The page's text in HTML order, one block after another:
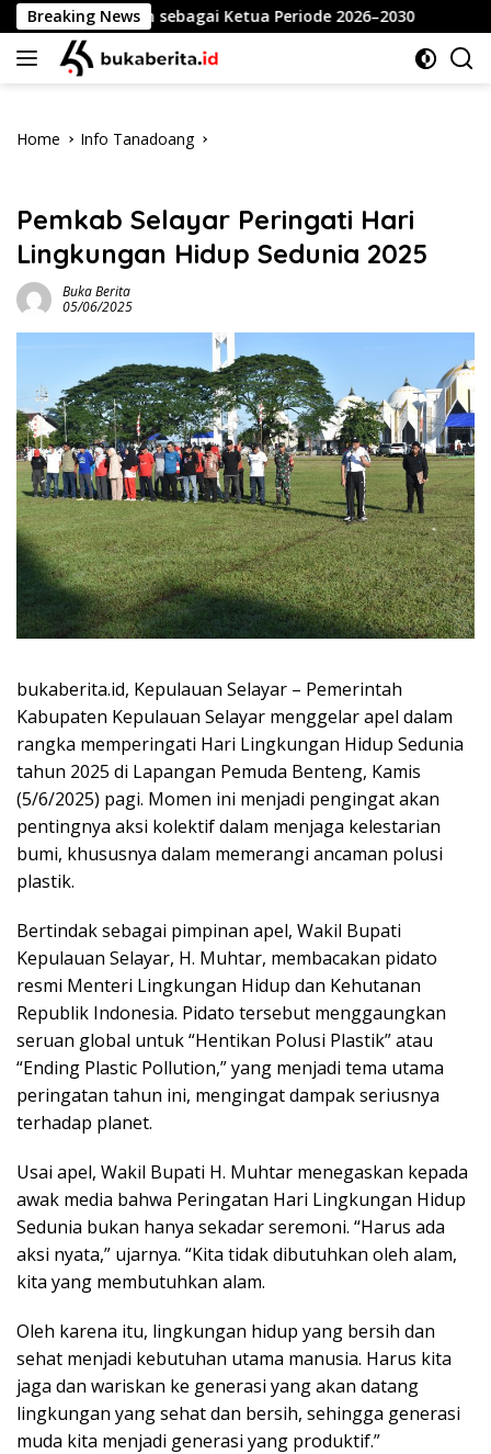
Skip
to
content
Breaking News
sebagai Ketua Periode 2026–2030 Meriahkan
Home Info Tanadoang
Pemkab Selayar Peringati Hari
Lingkungan Hidup Sedunia 2025
Buka Berita
05/06/2025
bukaberita.id, Kepulauan Selayar – Pemerintah
Kabupaten Kepulauan Selayar menggelar apel dalam
rangka memperingati Hari Lingkungan Hidup Sedunia
tahun 2025 di Lapangan Pemuda Benteng, Kamis
(5/6/2025) pagi. Momen ini menjadi pengingat akan
pentingnya aksi kolektif dalam menjaga kelestarian
bumi, khususnya dalam memerangi ancaman polusi
plastik.
Bertindak sebagai pimpinan apel, Wakil Bupati
Kepulauan Selayar, H. Muhtar, membacakan pidato
resmi Menteri Lingkungan Hidup dan Kehutanan
Republik Indonesia. Pidato tersebut menggaungkan
seruan global untuk “Hentikan Polusi Plastik” atau
“Ending Plastic Pollution,” yang menjadi tema utama
peringatan tahun ini, mengingat dampak seriusnya
terhadap planet.
Usai apel, Wakil Bupati H. Muhtar menegaskan kepada
awak media bahwa Peringatan Hari Lingkungan Hidup
Sedunia bukan hanya sekadar seremoni. “Harus ada
aksi nyata,” ujarnya. “Kita tidak dibutuhkan oleh alam,
kita yang membutuhkan alam.
Oleh karena itu, lingkungan hidup yang bersih dan
sehat menjadi kebutuhan utama manusia. Harus kita
jaga dan wariskan ke generasi yang akan datang
lingkungan yang sehat dan bersih, sehingga generasi
muda kita menjadi generasi yang produktif.”